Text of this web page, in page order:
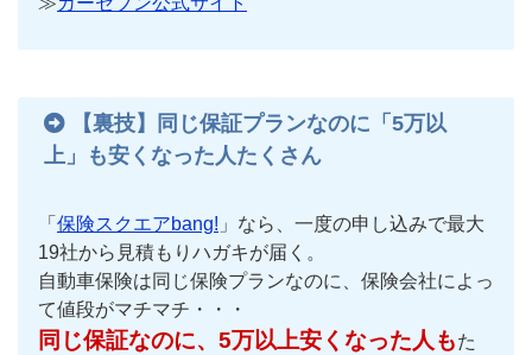
【裏技】同じ保証プランなのに「5万以
上」も安くなった人たくさん
「 保険スクエアbang! 」なら、一度の申し込みで最大
19社から見積もりハガキが届く。
自動車保険は同じ保険プランなのに、保険会社によっ
て値段がマチマチ・・・
同じ保証なのに、5万以上安くなった人もた